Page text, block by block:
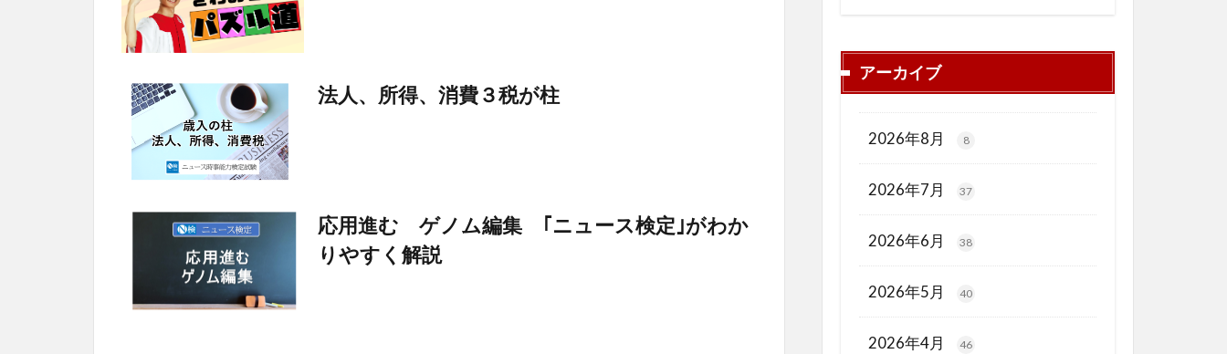
法人、所得、消費３税が柱
応用進む ゲノム編集 ｢ニュース検定｣がわか
りやすく解説
アーカイブ
2026年8月 8
2026年7月 37
2026年6月 38
2026年5月 40
2026年4月 46